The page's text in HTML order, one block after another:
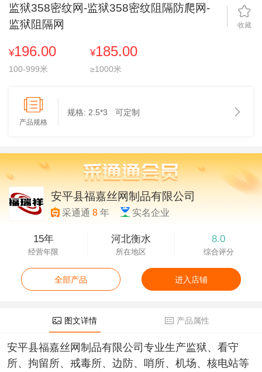
监狱358密纹网-监狱358密纹阻隔防爬网-
监狱阻隔网
收藏
¥196.00
100-999米
¥185.00
≥1000米
产品规格
规格: 2.5*3 可定制
安平县福嘉丝网制品有限公司
采通通8 年 实名企业
15年
经营年限
河北衡水
所在地区
8.0
综合评分
全部产品 进入店铺
图文详情 产品属性
安平县福嘉丝网制品有限公司专业生产监狱、看守
所、拘留所、戒毒所、边防、哨所、机场、核电站等